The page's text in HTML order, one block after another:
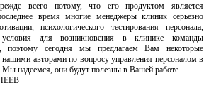
всего потому, что его продуктом является
время многие менеджеры клиник серьезно
психологического тестирования персонала,
условия для возникновения в клинике команды
поэтому сегодня мы предлагаем Вам некоторые
авторами по вопросу управления персоналом в
Мы надеемся, они будут полезны в Вашей работе.